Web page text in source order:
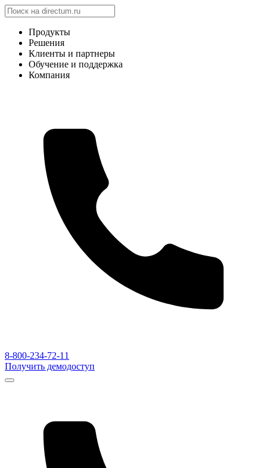
Продукты
Решения
Клиенты и партнеры
Обучение и поддержка
Компания
8-800-234-72-11
Получить демодоступ